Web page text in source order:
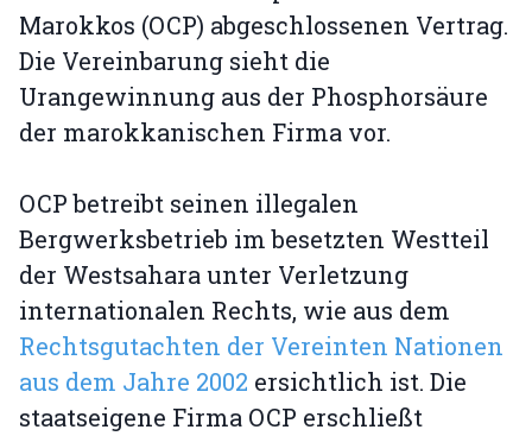
Marokkos (OCP) abgeschlossenen Vertrag.
Die Vereinbarung sieht die
Urangewinnung aus der Phosphorsäure
der marokkanischen Firma vor.
OCP betreibt seinen illegalen
Bergwerksbetrieb im besetzten Westteil
der Westsahara unter Verletzung
internationalen Rechts, wie aus dem
Rechtsgutachten der Vereinten Nationen
aus dem Jahre 2002 ersichtlich ist. Die
staatseigene Firma OCP erschließt